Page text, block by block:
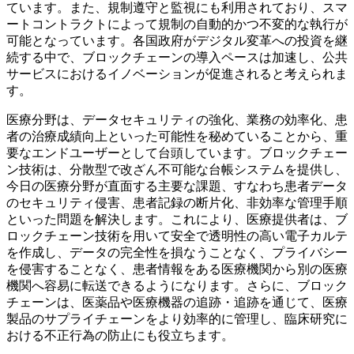
ています。また、規制遵守と監視にも利用されており、スマ
ートコントラクトによって規制の自動的かつ不変的な執行が
可能となっています。各国政府がデジタル変革への投資を継
続する中で、ブロックチェーンの導入ペースは加速し、公共
サービスにおけるイノベーションが促進されると考えられま
す。
医療分野は、データセキュリティの強化、業務の効率化、患
者の治療成績向上といった可能性を秘めていることから、重
要なエンドユーザーとして台頭しています。ブロックチェー
ン技術は、分散型で改ざん不可能な台帳システムを提供し、
今日の医療分野が直面する主要な課題、すなわち患者データ
のセキュリティ侵害、患者記録の断片化、非効率な管理手順
といった問題を解決します。これにより、医療提供者は、ブ
ロックチェーン技術を用いて安全で透明性の高い電子カルテ
を作成し、データの完全性を損なうことなく、プライバシー
を侵害することなく、患者情報をある医療機関から別の医療
機関へ容易に転送できるようになります。さらに、ブロック
チェーンは、医薬品や医療機器の追跡・追跡を通じて、医療
製品のサプライチェーンをより効率的に管理し、臨床研究に
おける不正行為の防止にも役立ちます。